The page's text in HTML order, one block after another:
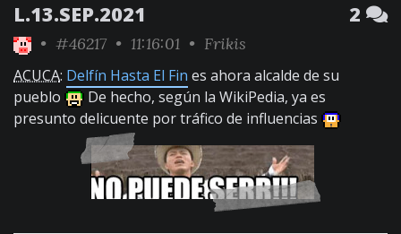
L.13.SEP.2021 2
• #46217 • 11:16:01 • Frikis
ACUCA: Delfín Hasta El Fin es ahora alcalde de su
pueblo
De hecho, según la WikiPedia, ya es
presunto delicuente por tráfico de influencias